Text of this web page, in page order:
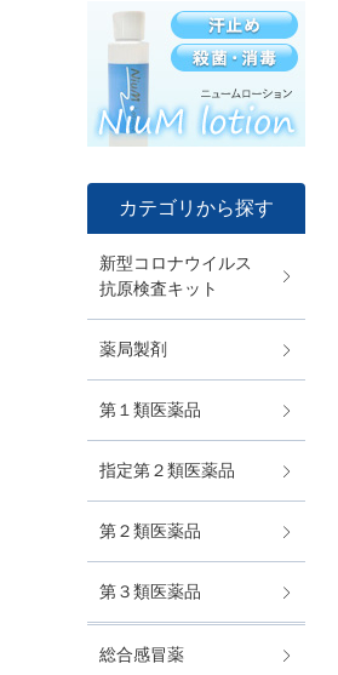
カテゴリから探す
新型コロナウイルス
抗原検査キット
薬局製剤
第１類医薬品
指定第２類医薬品
第２類医薬品
第３類医薬品
総合感冒薬